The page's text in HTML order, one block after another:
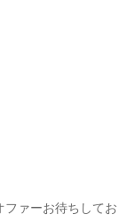
ァーお待ちしてお